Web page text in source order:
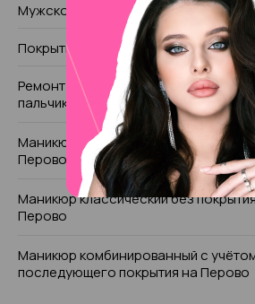
Мужской маникюр на Перово
Покрытие Лечебный лак на Перово
Ремонт ногтя (1 пальчик)/ чужой
пальчик) на Перово
Маникюр комбинированный без
Перово
Маникюр классический без
Перово
Маникюр комбинированный с
последующего покрытия на Перово